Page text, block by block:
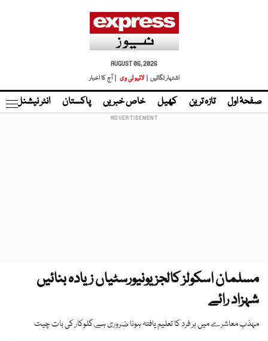
AUGUST 06, 2026
اشتہار لگائیں |
لائیو ٹی وی | آج کا اخبار
صفحۂ اول تازہ ترین کھیل خاص خبریں پاکستان انٹر نیشنل
مسلمان اسکولز کالجز یونیورسٹیاں زیادہ بنائیں
شہزاد رائے
مہذب معاشرے میں ہر فرد کا تعلیم یافتہ ہونا ضروری ہے،گلوکار کی بات چیت